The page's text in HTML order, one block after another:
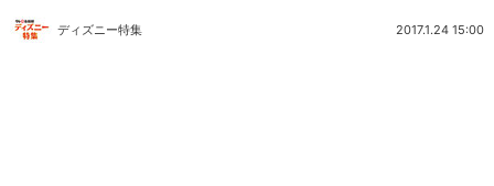
ディズニー特集 2017.1.24 15:00